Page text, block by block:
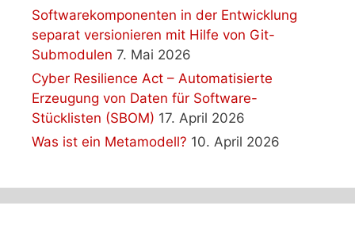
Softwarekomponenten in der Entwicklung
separat versionieren mit Hilfe von Git-
Submodulen 7. Mai 2026
Cyber Resilience Act – Automatisierte
Erzeugung von Daten für Software-
Stücklisten (SBOM) 17. April 2026
Was ist ein Metamodell? 10. April 2026